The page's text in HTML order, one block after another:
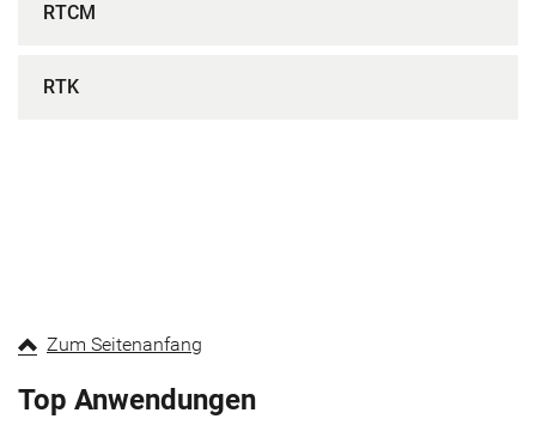
RTCM
RTK
Zum Seitenanfang
Top Anwendungen